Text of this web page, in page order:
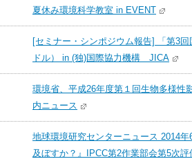
夏休み環境科学教室 in EVENT
[セミナー・シンポジウム報告] 「第3
ドル） in (独)国際協力機構 JICA
環境省、平成26年度第１回生物多様
内ニュース
地球環境研究センターニュース 2014
及ぼすか？』IPCC第2作業部会第5次